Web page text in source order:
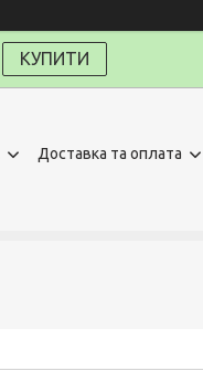
КУПИТИ
Доставка та оплата